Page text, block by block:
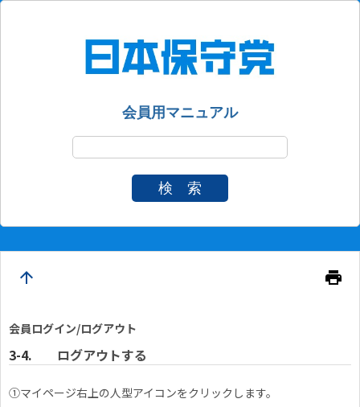
会員用マニュアル
検 索
arrow_upward print
会員ログイン/ログアウト
ログアウトする
①マイページ右上の人型アイコンをクリックします。